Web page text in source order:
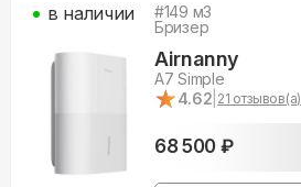
#149 м3
Бризер
Airnanny
A7 Simple
★
★4.62 21 отзывов(а)
68 500 ₽
в наличии